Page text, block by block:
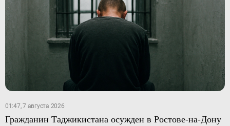
01:47, 7 августа 2026
Гражданин Таджикистана осужден в Ростове-на-Дону